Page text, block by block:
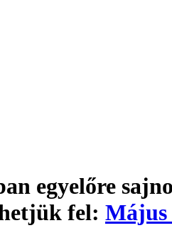
egyelőre
fel: Május